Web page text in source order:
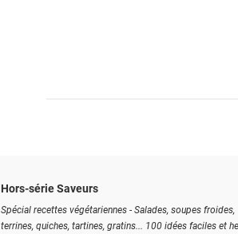
Hors-série Saveurs
Spécial recettes végétariennes - Salades, soupes froides,
terrines, quiches, tartines, gratins... 100 idées faciles et